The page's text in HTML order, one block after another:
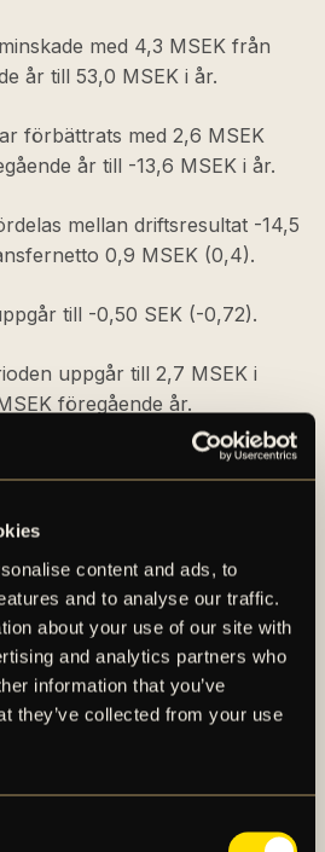
content and ads, to
and to analyse our traffic.
about your use of our site with
and analytics partners who
information that you’ve
they’ve collected from your use
med 4,3 MSEK från
år till 53,0 MSEK i år.
förbättrats med 2,6 MSEK
år till -13,6 MSEK i år.
mellan driftsresultat -14,5
0,9 MSEK (0,4).
till -0,50 SEK (-0,72).
uppgår till 2,7 MSEK i
föregående år.
Fotboll ett avtal med
inleds med en låneperiod
1 juli 2021. Under årets
en mindre del av ersättningen
av en option avseende
och resterande del redovisas i
övergången. Det
transfern är nivå med klass